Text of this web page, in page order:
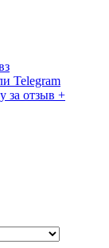
Telegram
за отзыв +